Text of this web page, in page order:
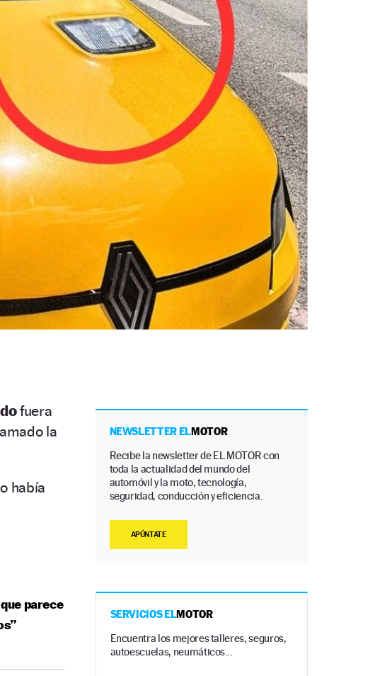
fuera
la
había
parece
NEWSLETTER ELMOTOR
Recibe la newsletter de EL MOTOR con
toda la actualidad del mundo del
automóvil y la moto, tecnología,
seguridad, conducción y eficiencia.
APÚNTATE
SERVICIOS ELMOTOR
Encuentra los mejores talleres, seguros,
autoescuelas, neumáticos…